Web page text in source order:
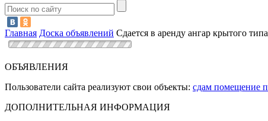
Главная Доска объявлений Сдается в аренду ангар крытого
ОБЪЯВЛЕНИЯ
Пользователи сайта реализуют свои объекты: сдам помещение
ДОПОЛНИТЕЛЬНАЯ ИНФОРМАЦИЯ